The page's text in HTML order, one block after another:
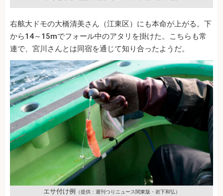
右舷大ドモの大橋清美さん（江東区）にも本命が上がる。下
から14～15mでフォール中のアタリを掛けた。こちらも常
連で、宮川さんとは同宿を通じて知り合ったようだ。
エサ付け例 （提供：週刊つりニュース関東版・岩下和弘）